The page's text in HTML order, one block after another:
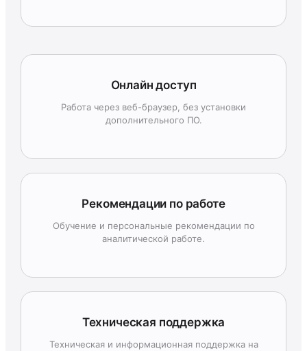
Онлайн доступ
Работа через веб-браузер, без установки
дополнительного ПО.
Рекомендации по работе
Обучение и персональные рекомендации по
аналитической работе.
Техническая поддержка
Техническая и информационная поддержка на